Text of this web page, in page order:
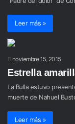
Leer más »
noviembre 15, 2015
Estrella
La Bulla estuvo
muerte de Nahuel
Leer más »